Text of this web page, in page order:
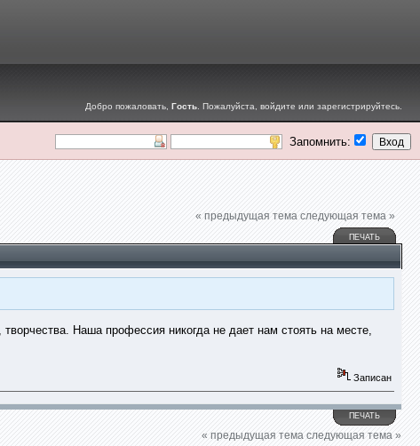
Добро пожаловать, Гость . Пожалуйста, войдите или зарегистрируйтесь
Запомнить:
« предыдущая тема следующая тема »
ПЕЧАТЬ
Наша профессия никогда не дает нам стоять на месте,
Записан
ПЕЧАТЬ
« предыдущая тема следующая тема »